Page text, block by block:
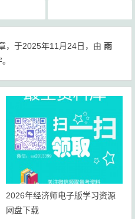
，于2025年11月24日，由雨
2026年经济师电子版学习资源
网盘下载